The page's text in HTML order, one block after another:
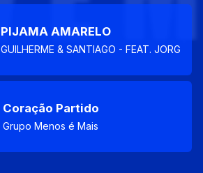
PIJAMA AMARELO
GUILHERME & SANTIAGO - FEAT. JORGE &
Coração Partido
Grupo Menos é Mais